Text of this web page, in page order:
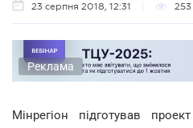
23 серпня 2018, 12:31 253
Реклама
Мінрегіон підготував